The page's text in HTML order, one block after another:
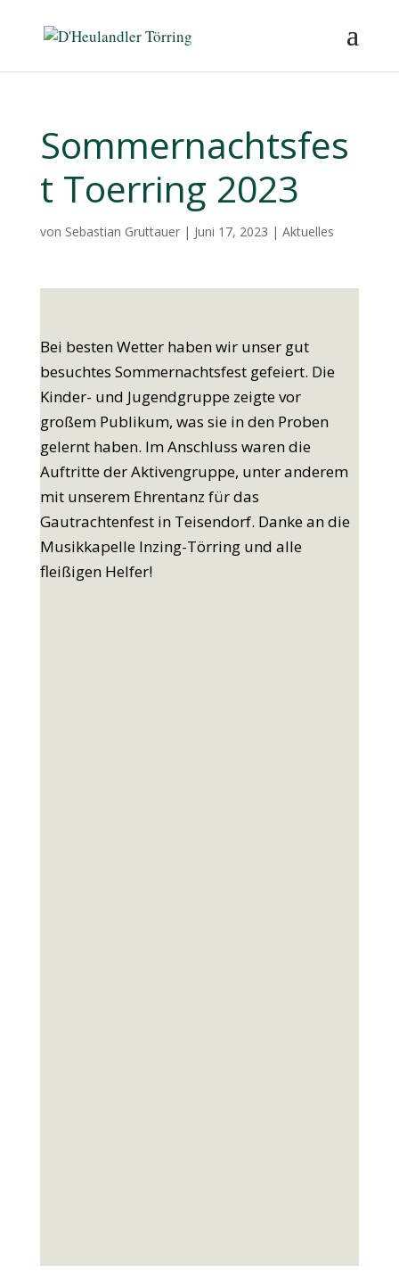
Sommernachtsfes
t Toerring 2023
von Sebastian Gruttauer| Juni 17, 2023 | Aktuelles
Bei besten Wetter haben wir unser gut
besuchtes Sommernachtsfest gefeiert. Die
Kinder- und Jugendgruppe zeigte vor
großem Publikum, was sie in den Proben
gelernt haben. Im Anschluss waren die
Auftritte der Aktivengruppe, unter anderem
mit unserem Ehrentanz für das
Gautrachtenfest in Teisendorf. Danke an die
Musikkapelle Inzing-Törring und alle
fleißigen Helfer!